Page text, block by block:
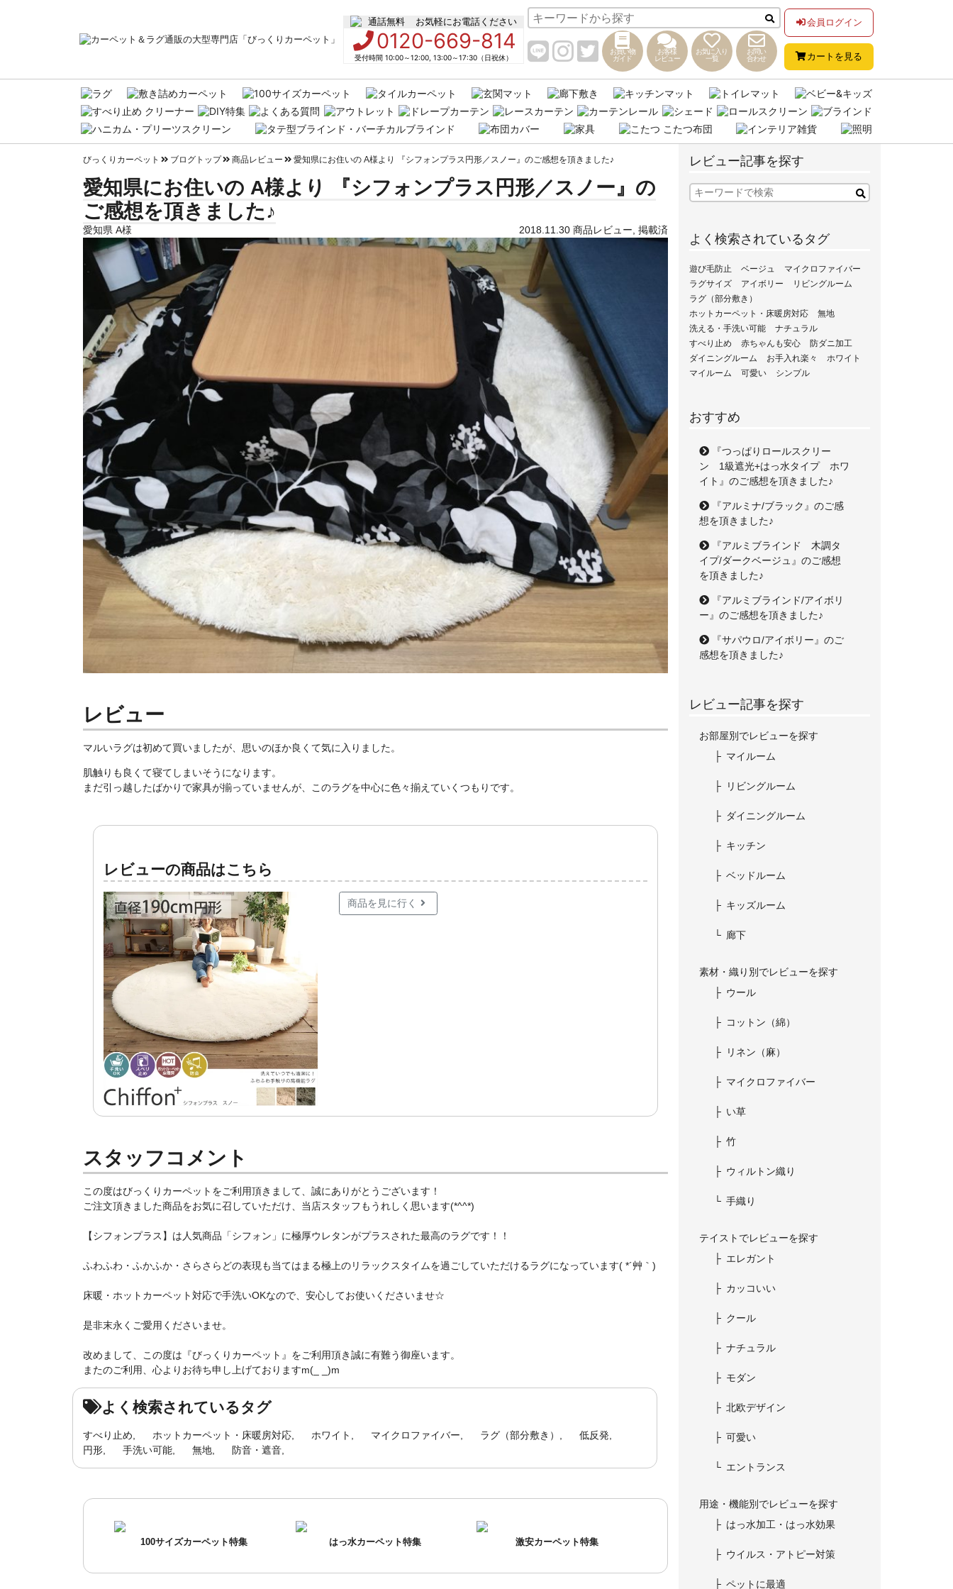
お気軽にお電話ください
0120-669-814
受付時間 10:00～12:00, 13:00～17:30（日祝休）
お買い物
ガイド
お客様
レビュー
お気に入り
一覧
お問い
合わせ
会員ログイン
カートを見る
びっくりカーペット ブログトップ 商品レビュー 愛知県にお住いの A様より 『シフォンプラス円形／スノー』のご感想を頂きました♪
愛知県にお住いの A様より 『シフォンプラス円形／スノー』の
ご感想を頂きました♪
愛知県 A様 2018.11.30 商品レビュー 掲載済
レビュー
マルいラグは初めて買いましたが、思いのほか良くて気に入りました。
肌触りも良くて寝てしまいそうになります。
まだ引っ越したばかりで家具が揃っていませんが、このラグを中心に色々揃えていくつもりです。
レビューの商品はこちら
商品を見に行く
スタッフコメント
この度はびっくりカーペットをご利用頂きまして、誠にありがとうございます！
ご注文頂きました商品をお気に召していただけ、当店スタッフもうれしく思います(*^^*)
【シフォンプラス】は人気商品「シフォン」に極厚ウレタンがプラスされた最高のラグです！！
ふわふわ・ふかふか・さらさらどの表現も当てはまる極上のリラックスタイムを過ごしていただけるラグになっています( *´艸｀)
床暖・ホットカーペット対応で手洗いOKなので、安心してお使いくださいませ☆
是非末永くご愛用くださいませ。
改めまして、この度は『びっくりカーペット』をご利用頂き誠に有難う御座います。
またのご利用、心よりお待ち申し上げておりますm(_ _)m
よく検索されているタグ
すべり止め ホットカーペット・床暖房対応 ホワイト マイクロファイバー ラグ（部分敷き）
低反発
円形
手洗い可能 無地 防音・遮音
100サイズカーペット特集 はっ水カーペット特集 激安カーペット特集
レビュー記事を探す
よく検索されているタグ
遊び毛防止 ベージュ
マイクロファイバー
ラグサイズ
アイボリー
リビングルーム
ラグ（部分敷き）
ホットカーペット・床暖房対応
無地
洗える・手洗い可能
ナチュラル
すべり止め
赤ちゃんも安心
防ダニ加工
ダイニングルーム
お手入れ楽々
ホワイト
マイルーム
可愛い シンプル
おすすめ
『つっぱりロールスクリー
ン 1級遮光+はっ水タイプ ホワ
イト』のご感想を頂きました♪
『アルミナ/ブラック』のご感
想を頂きました♪
『アルミブラインド 木調タ
イプ/ダークベージュ』のご感想
を頂きました♪
『アルミブラインド/アイボリ
ー』のご感想を頂きました♪
『サパウロ/アイボリー』のご
感想を頂きました♪
レビュー記事を探す
お部屋別でレビューを探す
マイルーム
リビングルーム
ダイニングルーム
キッチン
ベッドルーム
キッズルーム
廊下
素材・織り別でレビューを探す
ウール
コットン（綿）
リネン（麻）
マイクロファイバー
い草
竹
ウィルトン織り
手織り
テイストでレビューを探す
エレガント
カッコいい
クール
ナチュラル
モダン
北欧デザイン
可愛い
エントランス
用途・機能別でレビューを探す
はっ水加工・はっ水効果
ウイルス・アトピー対策
ペットに最適